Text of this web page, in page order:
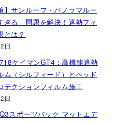
】サンルーフ・パノラマルー
ぎる」問題を解決！遮熱フィ
とは？
日
ケイマンGT4：高機能遮熱
ム（シルフィード）とヘッド
テクションフィルム施工
日
スポーツバック マットエデ